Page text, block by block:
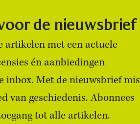
de nieuwsbrief
artikelen met een actuele
én aanbiedingen
inbox. Met de nieuwsbrief mis
van geschiedenis. Abonnees
tot alle artikelen.